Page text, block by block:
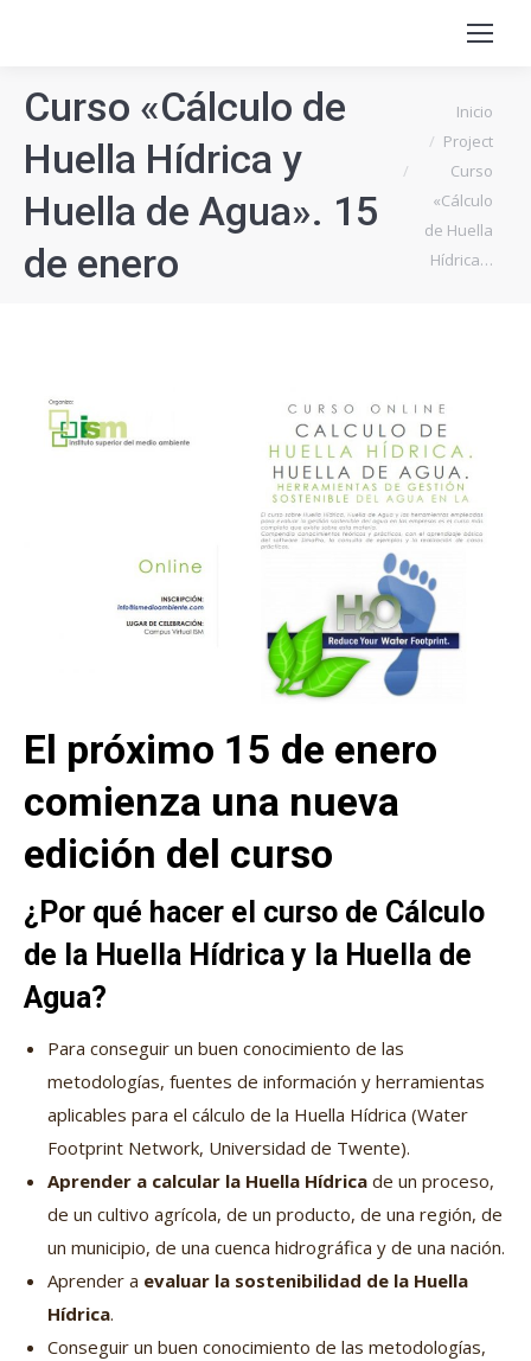
Curso «Cálculo de
Huella Hídrica y
Huella de Agua». 15
de enero
Estás aquí:Inicio
Project
Curso
«Cálculo
de Huella
Hídrica…
El próximo 15 de enero
comienza una nueva
edición del curso
¿Por qué hacer el curso de Cálculo
de la Huella Hídrica y la Huella de
Agua?
Para conseguir un buen conocimiento de las
metodologías, fuentes de información y herramientas
aplicables para el cálculo de la Huella Hídrica (Water
Footprint Network, Universidad de Twente).
Aprender a calcular la Huella Hídrica de un proceso,
de un cultivo agrícola, de un producto, de una región, de
un municipio, de una cuenca hidrográfica y de una nación.
Aprender a evaluar la sostenibilidad de la Huella
Hídrica.
Conseguir un buen conocimiento de las metodologías,